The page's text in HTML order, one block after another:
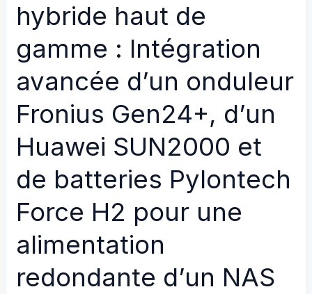
+
Fronius
Primo
batteries
Pylontech
Force
H2
supervision
intelligente
Home
Assistant**
hybride haut de
gamme : Intégration
avancée d’un onduleur
Fronius Gen24+, d’un
Huawei SUN2000 et
de batteries Pylontech
Force H2 pour une
alimentation
redondante d’un NAS